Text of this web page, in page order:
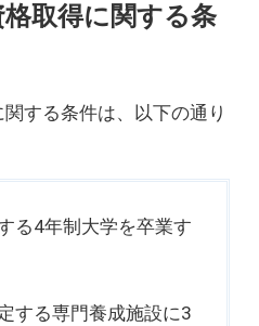
取得に関する条
する条件は、以下の通り
る4年制大学を卒業す
する専門養成施設に3